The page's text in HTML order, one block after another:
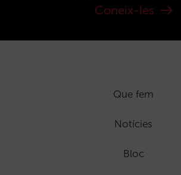
Coneix-les
Que fem
Notícies
Bloc